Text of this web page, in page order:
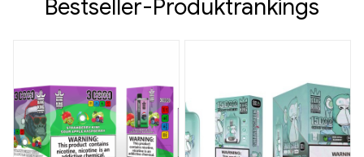
Bestseller-Produktrankings